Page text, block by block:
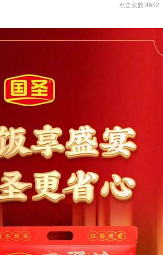
3 4 5 6 7
点击次数:4682